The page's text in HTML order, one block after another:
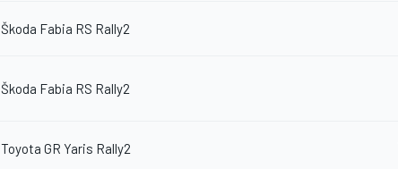
Škoda Fabia RS Rally2
Škoda Fabia RS Rally2
Toyota GR Yaris Rally2